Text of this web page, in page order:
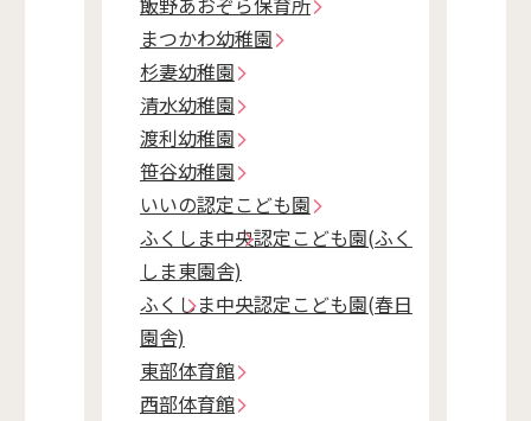
まつかわ幼稚園
杉妻幼稚園
清水幼稚園
渡利幼稚園
笹谷幼稚園
いいの認定こども園
ふくしま中央認定こども園(ふく
しま東園舎)
ふくしま中央認定こども園(春日
園舎)
東部体育館
西部体育館